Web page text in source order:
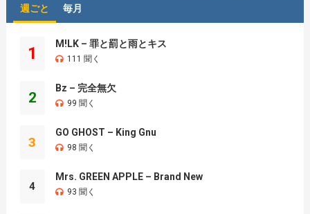
週ごと 毎月
1
M!LK – 罪と罰と雨とキス
111 聞く
2
Bz – 完全無欠
99 聞く
3
GO GHOST – King Gnu
98 聞く
4
Mrs. GREEN APPLE – Brand New
93 聞く